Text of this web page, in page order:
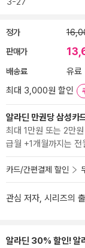
정가
판매가
배송료
유료
최대 3,000원 할인
알라딘 만권당 삼성카
최대 1만원 또는 2만
급월 +1개월까지는
카드/간편결제 할인
관심 저자, 시리즈의
알라딘 30% 할인! 알